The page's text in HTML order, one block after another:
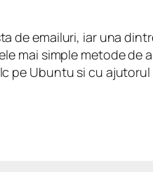
de emailuri, iar una
mai simple metode de
pe Ubuntu si cu